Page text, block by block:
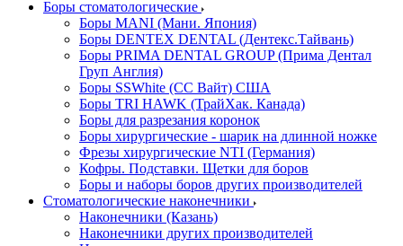
Боры стоматологические
Боры MANI (Мани. Япония)
Боры DENTEX DENTAL (Дентекс.Тайвань)
Боры PRIMA DENTAL GROUP (Прима Дентал
Груп Англия)
Боры SSWhite (СС Вайт) США
Боры TRI HAWK (ТрайХак. Канада)
Боры для разрезания коронок
Боры хирургические - шарик на длинной ножке
Фрезы хирургические NTI (Германия)
Кофры. Подставки. Щетки для боров
Боры и наборы боров других производителей
Стоматологические наконечники
Наконечники (Казань)
Наконечники других производителей